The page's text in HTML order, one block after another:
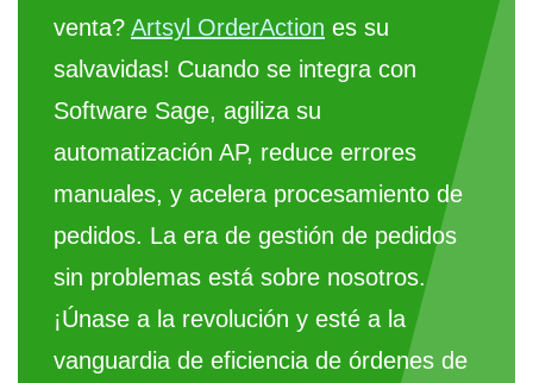
venta? Artsyl OrderAction es su
salvavidas! Cuando se integra con
Software Sage, agiliza su
automatización AP, reduce errores
manuales, y acelera procesamiento de
pedidos. La era de gestión de pedidos
sin problemas está sobre nosotros.
¡Únase a la revolución y esté a la
vanguardia de eficiencia de órdenes de